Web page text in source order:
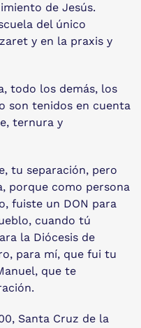
de Jesús.
del único
y en la praxis y
todo los demás, los
son tenidos en cuenta
ternura y
tu separación, pero
porque como persona
fuiste un DON para
cuando tú
la Diócesis de
para mí, que fui tu
que te
Santa Cruz de la